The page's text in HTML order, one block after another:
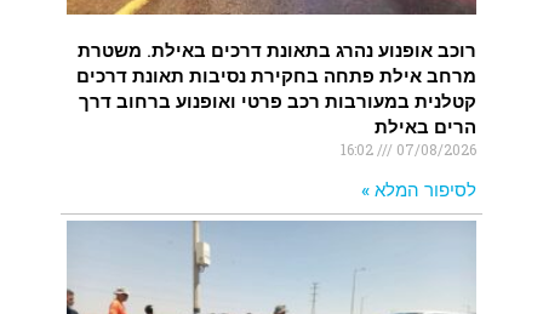
רוכב אופנוע נהרג בתאונת דרכים באילת. משטרת
מרחב אילת פתחה בחקירת נסיבות תאונת דרכים
קטלנית במעורבות רכב פרטי ואופנוע ברחוב דרך
הרים באילת
07/08/2026
לסיפור המלא »